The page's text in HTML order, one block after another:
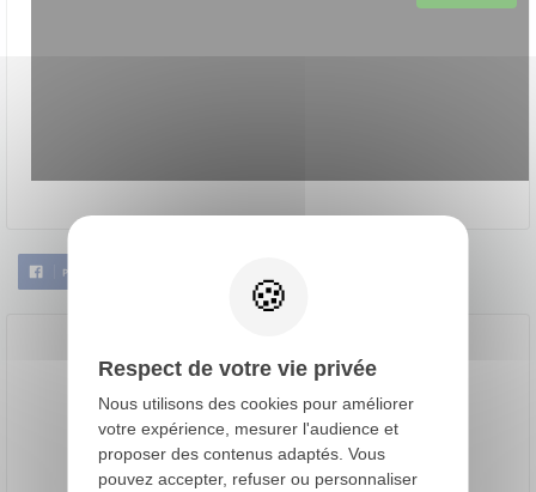
Céline Faivre
En savoir plus
Respect de votre vie privée
Nous utilisons des cookies pour améliorer
votre expérience, mesurer l'audience et
proposer des contenus adaptés. Vous
pouvez accepter, refuser ou personnaliser